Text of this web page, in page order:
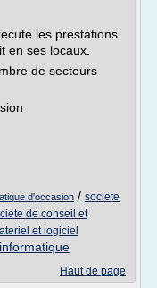
les prestations
en ses locaux.
de secteurs
d'occasion / societe
de conseil et
et logiciel
Haut de page